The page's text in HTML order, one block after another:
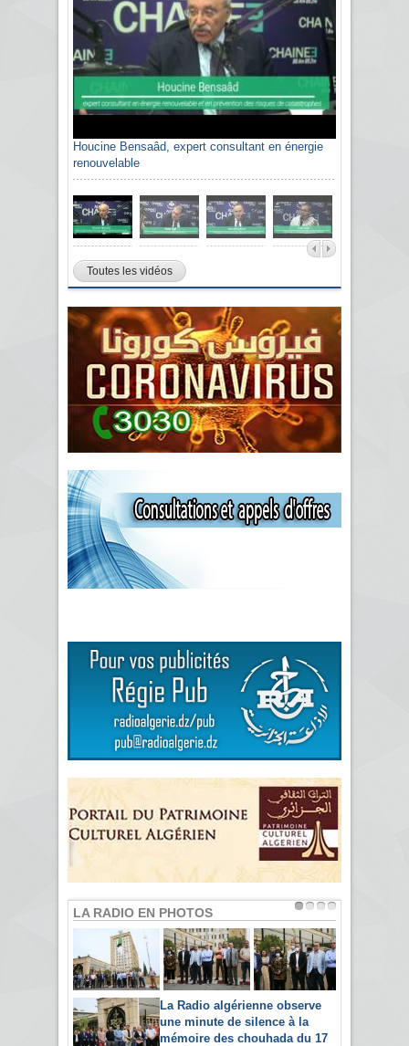
Houcine Bensaâd, expert consultant en énergie
renouvelable
Toutes les vidéos
LA RADIO EN PHOTOS
La Radio algérienne observe
une minute de silence à la
mémoire des chouhada du 17